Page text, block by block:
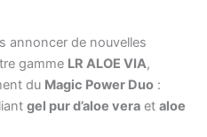
annoncer de nouvelles
gamme LR ALOE VIA,
du Magic Power Duo :
gel pur d’aloe vera et aloe